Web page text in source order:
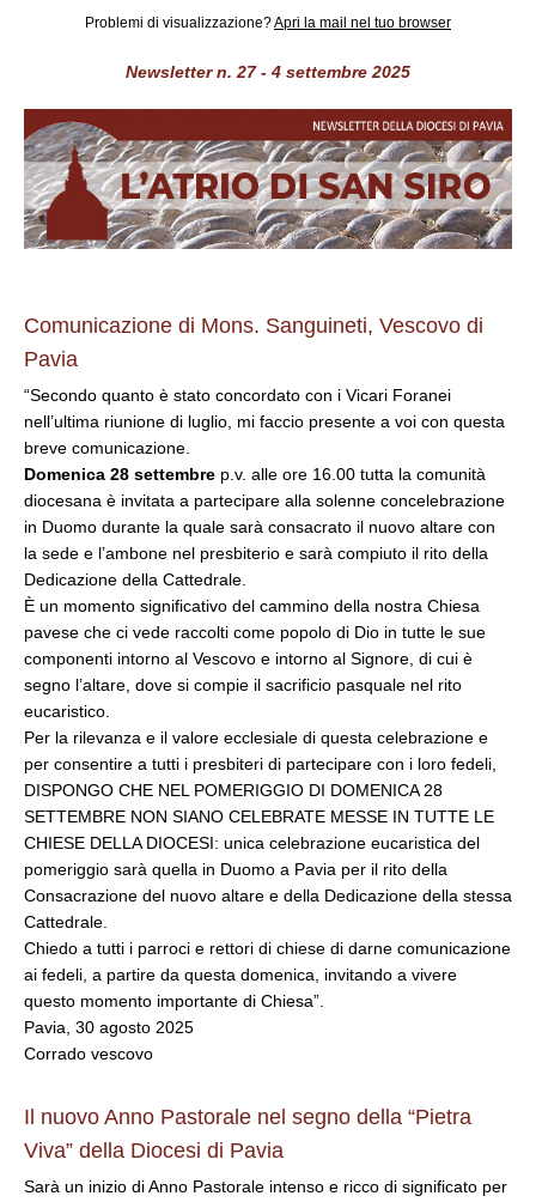
Problemi di visualizzazione?Apri la mail nel tuo browser
Newsletter n. 27 - 4 settembre 2025
Comunicazione di Mons. Sanguineti, Vescovo di
Pavia
“Secondo quanto è stato concordato con i Vicari Foranei
nell’ultima riunione di luglio, mi faccio presente a voi con questa
breve comunicazione.
Domenica 28 settembre p.v. alle ore 16.00 tutta la comunità
diocesana è invitata a partecipare alla solenne concelebrazione
in Duomo durante la quale sarà consacrato il nuovo altare con
la sede e l’ambone nel presbiterio e sarà compiuto il rito della
Dedicazione della Cattedrale.
È un momento significativo del cammino della nostra Chiesa
pavese che ci vede raccolti come popolo di Dio in tutte le sue
componenti intorno al Vescovo e intorno al Signore, di cui è
segno l’altare, dove si compie il sacrificio pasquale nel rito
eucaristico.
Per la rilevanza e il valore ecclesiale di questa celebrazione e
per consentire a tutti i presbiteri di partecipare con i loro fedeli,
DISPONGO CHE NEL POMERIGGIO DI DOMENICA 28
SETTEMBRE NON SIANO CELEBRATE MESSE IN TUTTE LE
CHIESE DELLA DIOCESI: unica celebrazione eucaristica del
pomeriggio sarà quella in Duomo a Pavia per il rito della
Consacrazione del nuovo altare e della Dedicazione della stessa
Cattedrale.
Chiedo a tutti i parroci e rettori di chiese di darne comunicazione
ai fedeli, a partire da questa domenica, invitando a vivere
questo momento importante di Chiesa”.
Pavia, 30 agosto 2025
Corrado vescovo
Il nuovo Anno Pastorale nel segno della “Pietra
Viva” della Diocesi di Pavia
Sarà un inizio di Anno Pastorale intenso e ricco di significato per